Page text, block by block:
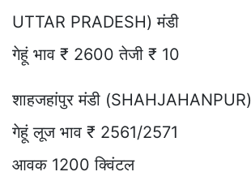
UTTAR PRADESH) मंडी
गेहूं भाव ₹ 2600 तेजी ₹ 10
शाहजहांपुर मंडी (SHAHJAHANPUR)
गेहूं लूज भाव ₹ 2561/2571
आवक 1200 क्विंटल